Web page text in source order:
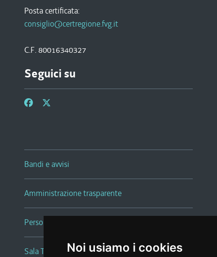
Noi usiamo i cookies
Posta certificata:
consiglio@certregione.fvg.it
C.F. 80016340327
Seguici su
Bandi e avvisi
Amministrazione trasparente
Persone e Uffici
Sala Tiziano Tessitori